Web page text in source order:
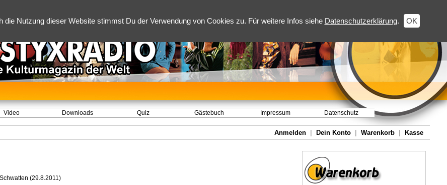
Nutzung dieser Website stimmst Du der Verwendung von Cookies zu. Für weitere Infos siehe Datenschutzerklärung. OK
Video Downloads Quiz Gästebuch Impressum Datenschutz
Anmelden Dein Konto Warenkorb Kasse
(29.8.2011)